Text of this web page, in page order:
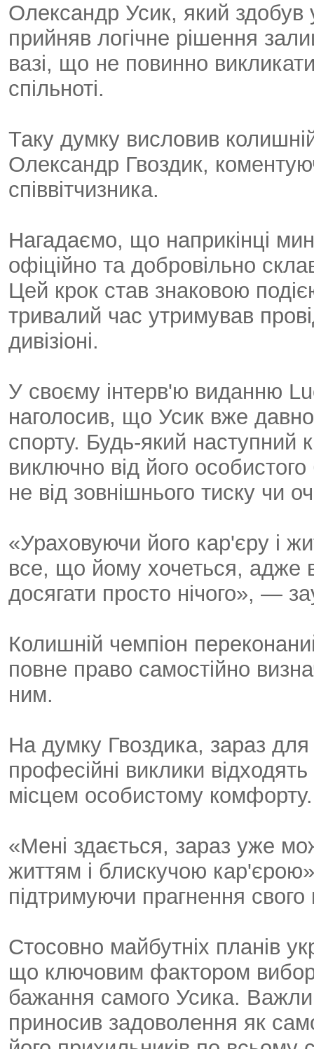
Олександр Усик, який
прийняв логічне рішення
вазі, що не повинно
спільноті.
Таку думку висловив
Олександр Гвоздик,
співвітчизника.
Нагадаємо, що наприкінці
офіційно та добровільно
Цей крок став знаковою
тривалий час утримував
дивізіоні.
У своєму інтерв'ю виданню
наголосив, що Усик вже давно
спорту. Будь-який наступний
виключно від його
не від зовнішнього тиску чи
«Ураховуючи його кар'єру і
все, що йому хочеться, адже
досягати просто нічого», —
Колишній чемпіон
повне право самостійно
ним.
На думку Гвоздика, зараз
професійні виклики
місцем особистому комфорту.
«Мені здається, зараз уже
життям і блискучою
підтримуючи прагнення
Стосовно майбутніх планів
що ключовим фактором
бажання самого Усика.
приносив задоволення як